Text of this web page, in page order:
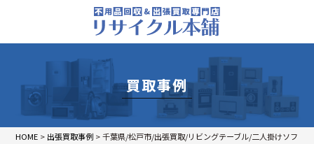
買取事例
HOME > 出張買取事例 >千葉県/松戸市/出張買取/リビングテーブル/二人掛けソフ